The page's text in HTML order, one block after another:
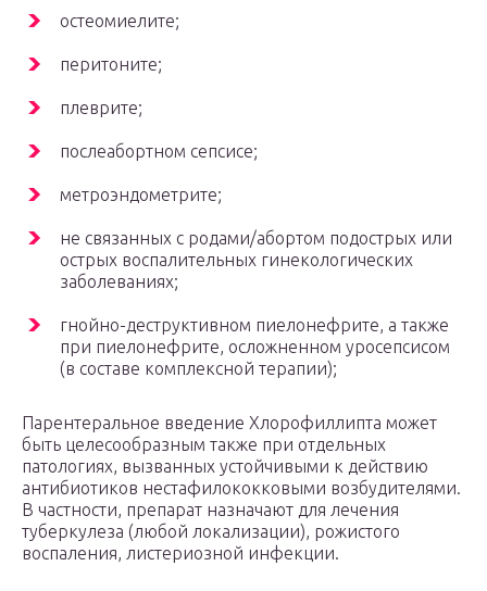
остеомиелите;
перитоните;
плеврите;
послеабортном сепсисе;
метроэндометрите;
не связанных с родами/абортом подострых или
острых воспалительных гинекологических
заболеваниях;
гнойно-деструктивном пиелонефрите, а также
при пиелонефрите, осложненном уросепсисом
(в составе комплексной терапии);
Парентеральное введение Хлорофиллипта может
быть целесообразным также при отдельных
патологиях, вызванных устойчивыми к действию
антибиотиков нестафилококковыми возбудителями.
В частности, препарат назначают для лечения
туберкулеза (любой локализации), рожистого
воспаления, листериозной инфекции.